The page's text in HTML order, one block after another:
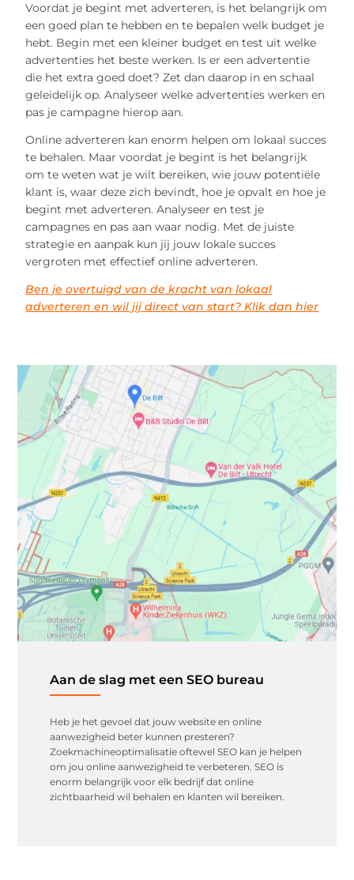
Voordat je begint met adverteren, is het belangrijk om
een goed plan te hebben en te bepalen welk budget je
hebt. Begin met een kleiner budget en test uit welke
advertenties het beste werken. Is er een advertentie
die het extra goed doet? Zet dan daarop in en schaal
geleidelijk op. Analyseer welke advertenties werken en
pas je campagne hierop aan.
Online adverteren kan enorm helpen om lokaal succes
te behalen. Maar voordat je begint is het belangrijk
om te weten wat je wilt bereiken, wie jouw potentiële
klant is, waar deze zich bevindt, hoe je opvalt en hoe je
begint met adverteren. Analyseer en test je
campagnes en pas aan waar nodig. Met de juiste
strategie en aanpak kun jij jouw lokale succes
vergroten met effectief online adverteren.
Ben je overtuigd van de kracht van lokaal
adverteren en wil jij direct van start? Klik dan hier
Aan de slag met een SEO bureau
Heb je het gevoel dat jouw website en online
aanwezigheid beter kunnen presteren?
Zoekmachineoptimalisatie oftewel SEO kan je helpen
om jou online aanwezigheid te verbeteren. SEO is
enorm belangrijk voor elk bedrijf dat online
zichtbaarheid wil behalen en klanten wil bereiken.